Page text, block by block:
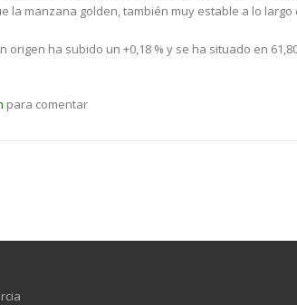
la manzana golden, también muy estable a lo
origen ha subido un +0,18 % y se ha situado en
para comentar